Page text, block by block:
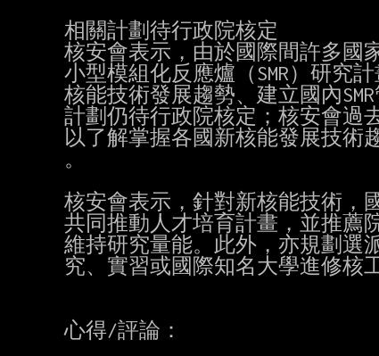
相關計劃待行政院核定
核安會表示，由於國際間許多國
小型模組化反應爐（SMR）研究
核能技術發展趨勢、建立國內
計劃仍待行政院核定；核安會過
以了解掌握各國新核能發展技術
。
核安會表示，針對新核能技術，
共同推動人才培育計畫，並推薦
維持研究量能。此外，亦規劃選
究、實習或國際知名大學進修核
心得/評論：